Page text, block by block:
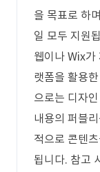
을 목표로 하
일 모두 지원
웹이나 Wix가
랫폼을 활용
으로는 디자
내용의 퍼블
적으로 콘텐
됩니다. 참고